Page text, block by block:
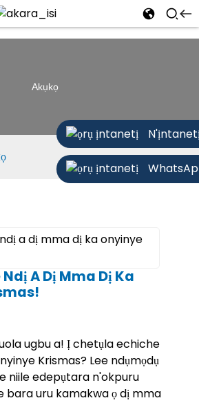
Akụkọ
A Dị Mma Dị Ka
ugbu a! Ị chetụla echiche
Krismas? Lee ndụmọdụ
niile edepụtara n'okpuru
bara uru kamakwa ọ dị mma